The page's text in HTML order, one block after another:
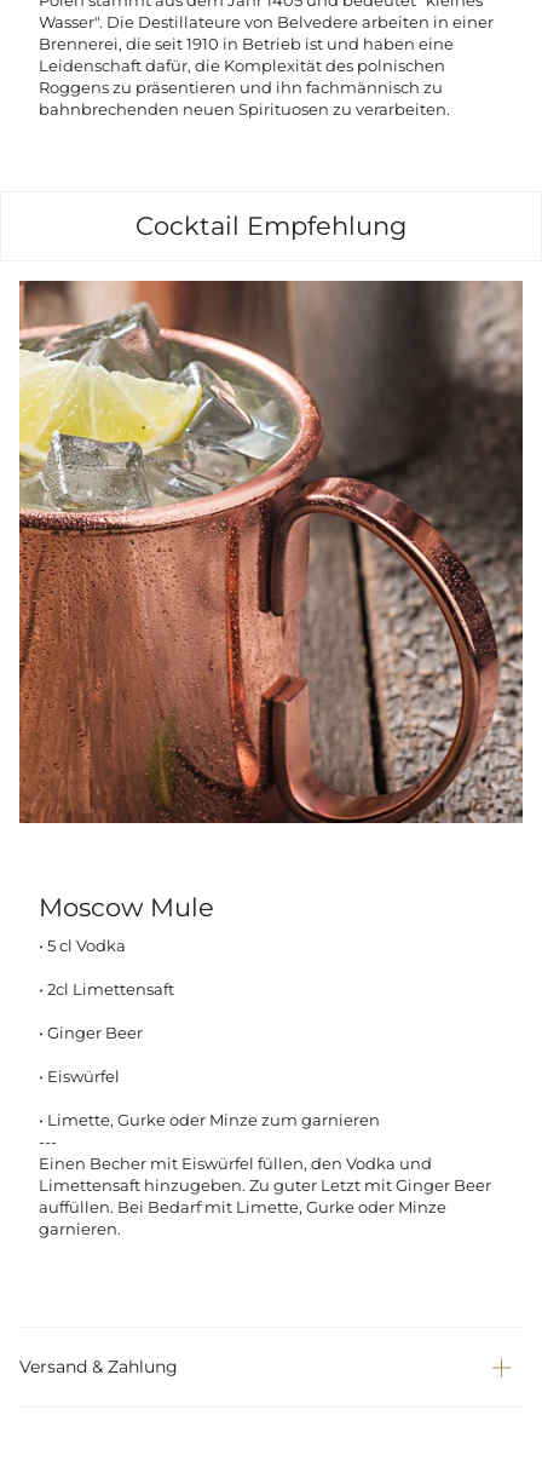
Wasser". Die Destillateure von Belvedere arbeiten in einer
Brennerei, die seit 1910 in Betrieb ist und haben eine
Leidenschaft dafür, die Komplexität des polnischen
Roggens zu präsentieren und ihn fachmännisch zu
bahnbrechenden neuen Spirituosen zu verarbeiten.
Cocktail Empfehlung
Moscow Mule
• 5 cl Vodka
• 2cl Limettensaft
• Ginger Beer
• Eiswürfel
• Limette, Gurke oder Minze zum garnieren
---
Einen Becher mit Eiswürfel füllen, den Vodka und
Limettensaft hinzugeben. Zu guter Letzt mit Ginger Beer
auffüllen. Bei Bedarf mit Limette, Gurke oder Minze
garnieren.
Versand & Zahlung